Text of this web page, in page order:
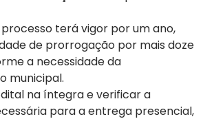
terá vigor por um ano,
de prorrogação por mais doze
a necessidade da
municipal.
na íntegra e verificar a
para a entrega presencial,